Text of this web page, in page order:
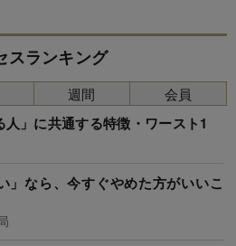
スランキング
人」に共通する特徴・ワースト1
」なら、今すぐやめた方がいいこ
週間 会員